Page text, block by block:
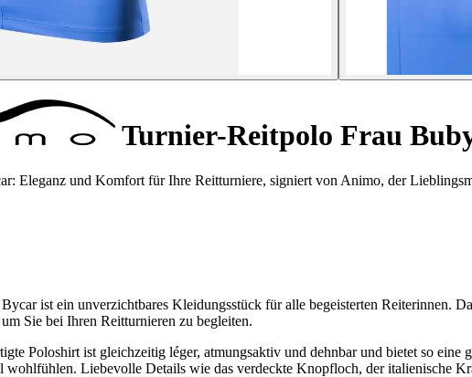
Turnier-Reitpolo Frau
Eleganz und Komfort für Ihre Reitturniere, signiert von Animo, der
ist ein unverzichtbares Kleidungsstück für alle begeisterten Reiterinnen.
Sie bei Ihren Reitturnieren zu begleiten.
Poloshirt ist gleichzeitig léger, atmungsaktiv und dehnbar und bietet so
wohlfühlen. Liebevolle Details wie das verdeckte Knopfloch, der italienische